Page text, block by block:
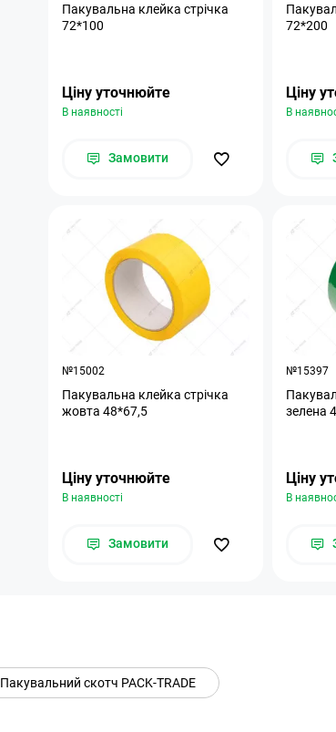
Пакувальна клейка стрічка
72*100
Ціну уточнюйте
В наявності
Замовити
72*200
Ціну
В
№15002
Пакувальна клейка стрічка
жовта 48*67,5
Ціну уточнюйте
В наявності
Замовити
№15397
зелена
Ціну
В
Пакувальний скотч PACK-TRADE